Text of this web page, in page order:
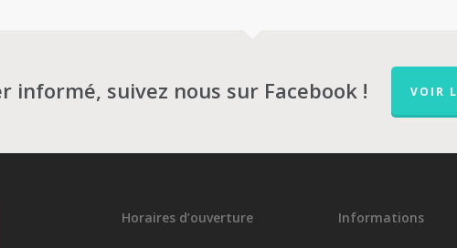
informé, suivez nous sur Facebook ! VOIR
Horaires d’ouverture Informations